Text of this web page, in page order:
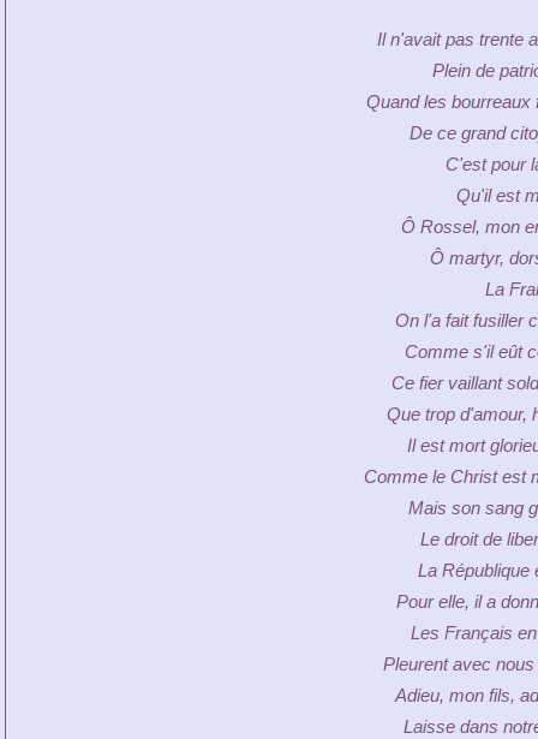
Il n'avait pas trente
Plein de
Quand les bourreaux
De ce grand
C'est pour
Qu'il est
Ô Rossel, mon
Ô martyr,
La
On l'a fait fusiller
Comme s'il eût
Ce fier vaillant
Que trop d'amour,
Il est mort
Comme le Christ est
Mais son sang
Le droit de
La République
Pour elle, il a
Les Français
Pleurent avec
Adieu, mon fils,
Laisse dans